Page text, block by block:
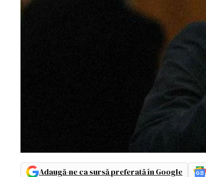
Adaugă-ne ca sursă preferată în Google